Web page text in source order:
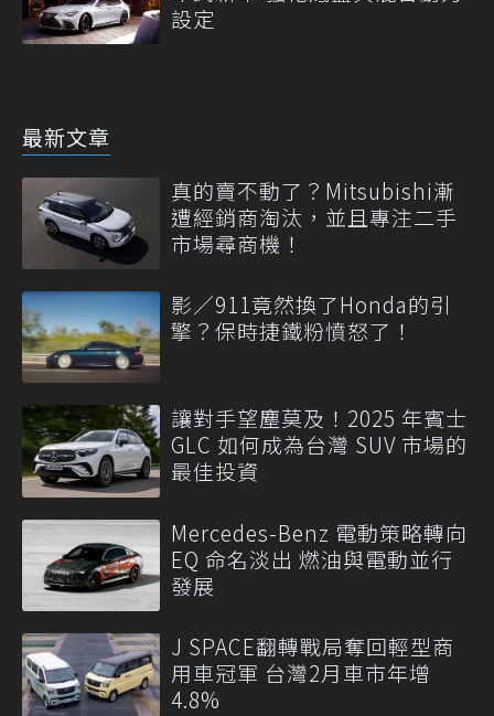
設定
最新文章
真的賣不動了？Mitsubishi漸
遭經銷商淘汰，並且專注二手
市場尋商機！
影／911竟然換了Honda的引
擎？保時捷鐵粉憤怒了！
讓對手望塵莫及！2025 年賓士
GLC 如何成為台灣 SUV 市場的
最佳投資
Mercedes-Benz 電動策略轉向
EQ 命名淡出 燃油與電動並行
發展
J SPACE翻轉戰局奪回輕型商
用車冠軍 台灣2月車市年增
4.8%